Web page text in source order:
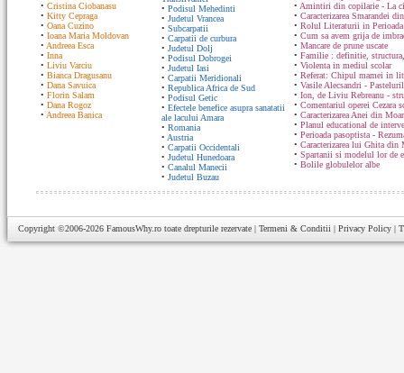
• Cristina Ciobanasu
• Kitty Cepraga
• Oana Cuzino
• Ioana Maria Moldovan
• Andreea Esca
• Inna
• Liviu Varciu
• Bianca Dragusanu
• Dana Savuica
• Florin Salam
• Dana Rogoz
• Andreea Banica
• Podisul Mehedinti
• Judetul Vrancea
• Subcarpatii
• Carpatii de curbura
• Judetul Dolj
• Podisul Dobrogei
• Judetul Iasi
• Carpatii Meridionali
• Republica Africa de Sud
• Podisul Getic
• Efectele benefice asupra sanatatii
ale lacului Amara
• Romania
• Austria
• Carpatii Occidentali
• Judetul Hunedoara
• Canalul Manecii
• Judetul Buzau
• Amintiri din copilarie - La
• Caracterizarea Smarandei
• Rolul Literaturii in Perioada
• Cum sa avem grija de
• Mancare de prune uscate
• Familie : definitie,
• Violenta in mediul scolar
• Referat: Chipul mamei in
• Vasile Alecsandri -
• Ion, de Liviu Rebreanu -
• Comentariul operei Cezara
• Caracterizarea Anei din
• Planul educational de
• Perioada pasoptista -
• Caracterizarea lui Ghita din
• Spartanii si modelul lor de
• Bolile globulelor albe
Copyright ©2006-2026 FamousWhy.ro toate drepturile rezervate | Termeni & Conditii | Privacy Policy |